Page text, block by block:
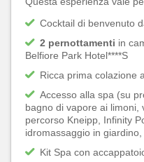
Cocktail di benvenuto
2 pernottamenti in
Belfiore Park Hotel****S
Ricca prima colazione
Accesso alla spa (su
bagno di vapore ai limoni,
percorso Kneipp, Infinity
idromassaggio in
Kit Spa con